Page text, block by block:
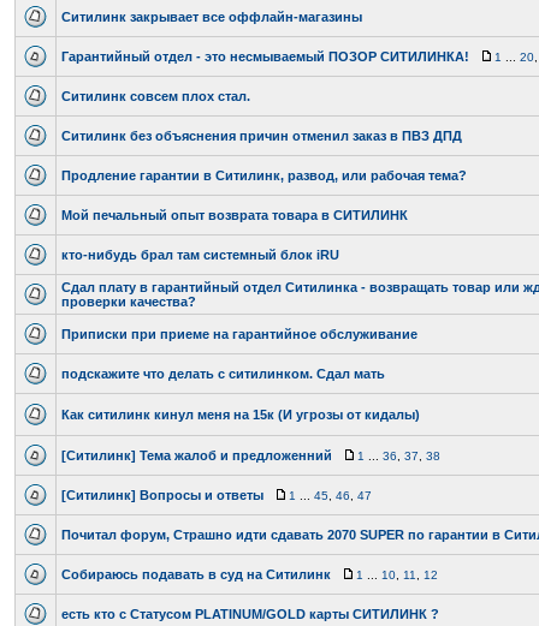
Ситилинк закрывает все оффлайн-магазины
Гарантийный отдел - это несмываемый ПОЗОР СИТИЛИНКА! 1 20
Ситилинк совсем плох стал.
Ситилинк без объяснения причин отменил заказ в ПВЗ ДПД
Продление гарантии в Ситилинк, развод, или рабочая тема?
Мой печальный опыт возврата товара в СИТИЛИНК
кто-нибудь брал там системный блок iRU
Сдал плату в гарантийный отдел Ситилинка - возвращать товар или
проверки качества?
Приписки при приеме на гарантийное обслуживание
подскажите что делать с ситилинком. Сдал мать
Как ситилинк кинул меня на 15к (И угрозы от кидалы)
[Ситилинк] Тема жалоб и предложенний 1 36 37 38
[Ситилинк] Вопросы и ответы 1 45 46 47
Почитал форум, Страшно идти сдавать 2070 SUPER по гарантии в
Собираюсь подавать в суд на Ситилинк 1 10 11 12
есть кто с Статусом PLATINUM/GOLD карты СИТИЛИНК ?